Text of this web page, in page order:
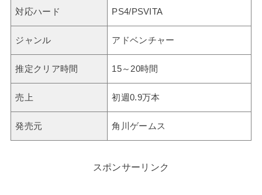
対応ハード PS4/PSVITA
ジャンル アドベンチャー
推定クリア時間 15～20時間
売上 初週0.9万本
発売元 角川ゲームス
スポンサーリンク